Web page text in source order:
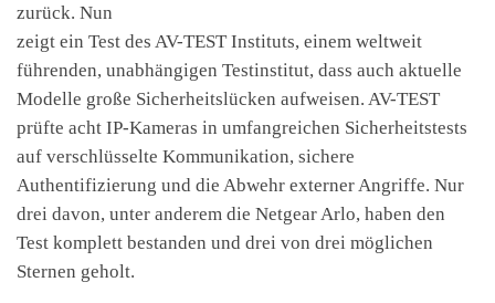
zurück. Nun
zeigt ein Test des AV-TEST Instituts, einem weltweit
führenden, unabhängigen Testinstitut, dass auch aktuelle
Modelle große Sicherheitslücken aufweisen. AV-TEST
prüfte acht IP-Kameras in umfangreichen Sicherheitstests
auf verschlüsselte Kommunikation, sichere
Authentifizierung und die Abwehr externer Angriffe. Nur
drei davon, unter anderem die Netgear Arlo, haben den
Test komplett bestanden und drei von drei möglichen
Sternen geholt.